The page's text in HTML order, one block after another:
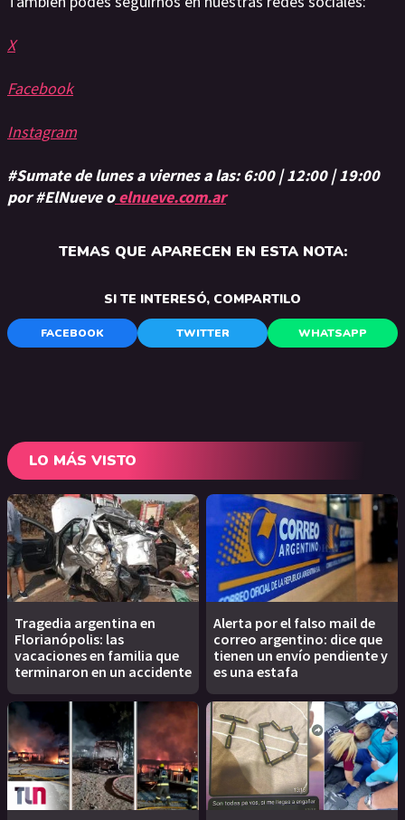
X
Facebook
Instagram
#Sumate de lunes a viernes a las: 6:00 | 12:00 | 19:00
por #ElNueve o elnueve.com.ar
TEMAS QUE APARECEN EN ESTA NOTA:
SI TE INTERESÓ, COMPARTILO
FACEBOOK TWITTER WHATSAPP
LO MÁS VISTO
Tragedia argentina en
Florianópolis: las
vacaciones en familia que
terminaron en un accidente
Alerta por el falso mail de
correo argentino: dice que
tienen un envío pendiente y
es una estafa